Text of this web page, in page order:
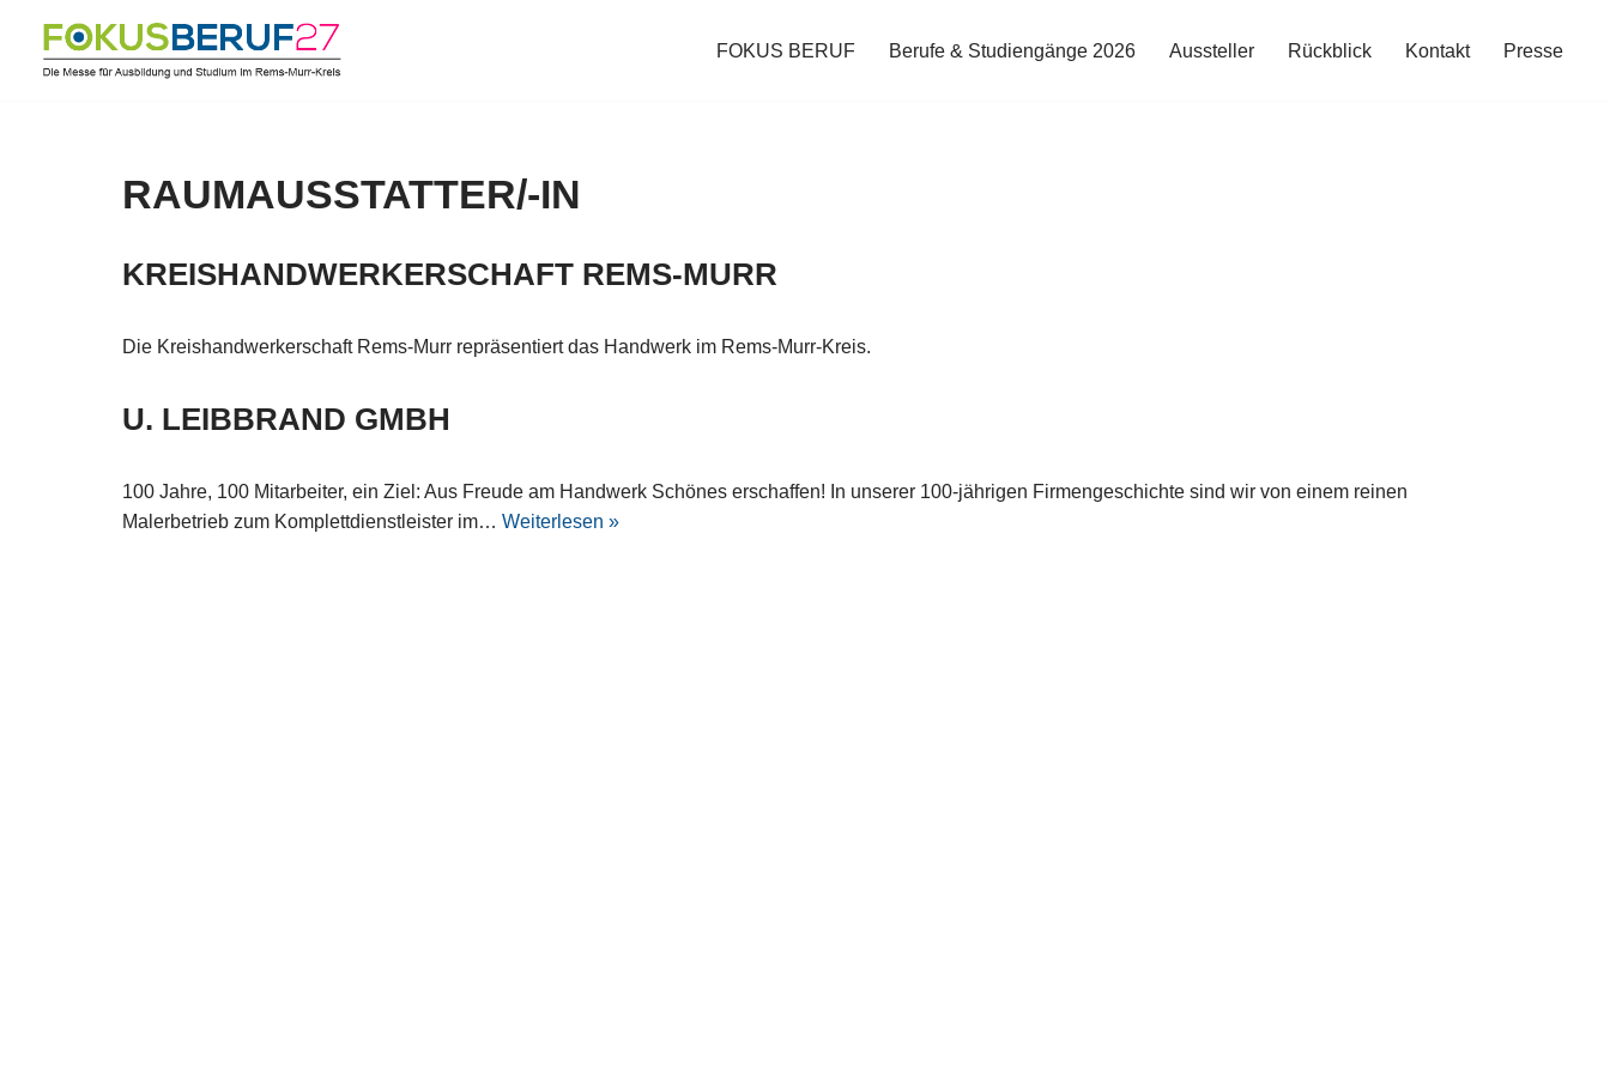
Zum
FOKUS BERUF Berufe & Studiengänge 2026 Aussteller Rückblick Kontakt Presse
RAUMAUSSTATTER/-IN
KREISHANDWERKERSCHAFT REMS-MURR
Die Kreishandwerkerschaft Rems-Murr repräsentiert das Handwerk im Rems-Murr-Kreis.
U. LEIBBRAND GMBH
100 Jahre, 100 Mitarbeiter, ein Ziel: Aus Freude am Handwerk Schönes erschaffen! In unserer 100-jährigen Firmengeschichte sind wir von einem reinen
Malerbetrieb zum Komplettdienstleister im… Weiterlesen »